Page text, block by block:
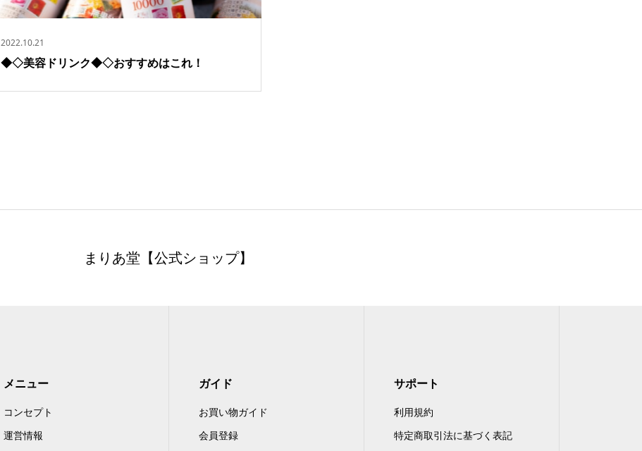
2022.10.21
◆◇美容ドリンク◆◇おすすめはこれ！
まりあ堂【公式ショップ】
メニュー
コンセプト
運営情報
ガイド
お買い物ガイド
会員登録
サポート
利用規約
特定商取引法に基づく表記